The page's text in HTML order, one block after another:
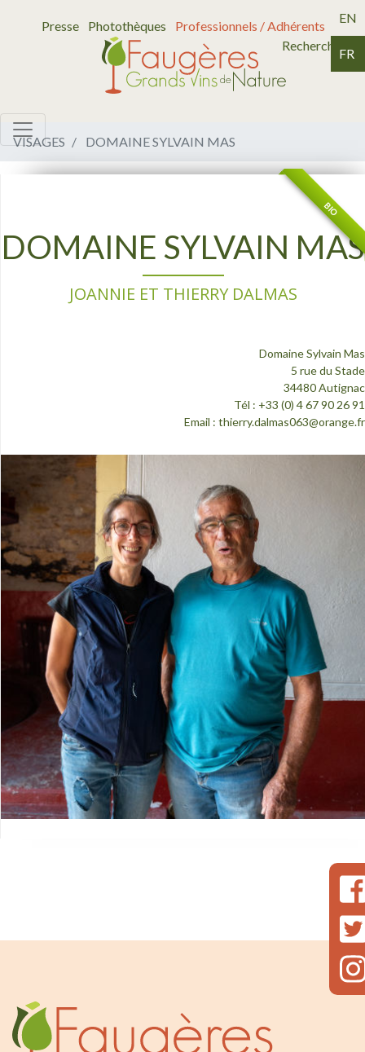
Presse Photothèques
Professionnels / Adhérents
Recherche
EN
FR
VISAGES DOMAINE SYLVAIN MAS
BIO
DOMAINE SYLVAIN MAS
JOANNIE ET THIERRY DALMAS
Domaine Sylvain Mas
5 rue du Stade
34480 Autignac
Tél : +33 (0) 4 67 90 26 91
Email : thierry.dalmas063@orange.fr